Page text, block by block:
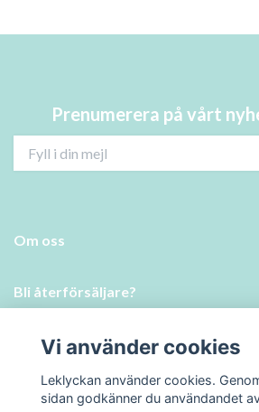
Prenumerera på vårt
Om oss
Bli återförsäljare?
Läs mer
Social Media
Vi använder cookies
Leklyckan använder cookies.
sidan godkänner du användandet